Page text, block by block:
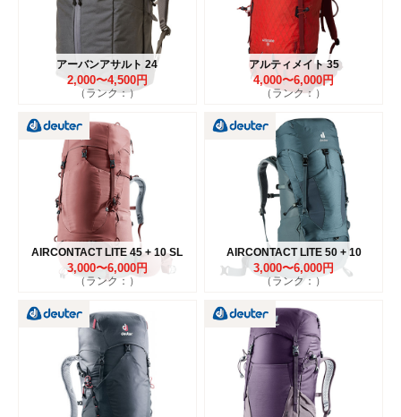
アーバンアサルト 24
2,000〜4,500円
（ランク：）
アルティメイト 35
4,000〜6,000円
（ランク：）
AIRCONTACT LITE 45 + 10 SL
3,000〜6,000円
（ランク：）
AIRCONTACT LITE 50 + 10
3,000〜6,000円
（ランク：）